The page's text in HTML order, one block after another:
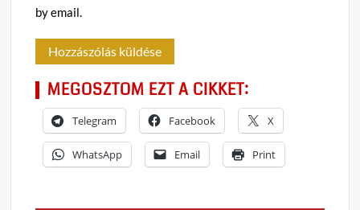
by email.
MEGOSZTOM EZT A CIKKET:
Telegram Facebook X
WhatsApp Email Print